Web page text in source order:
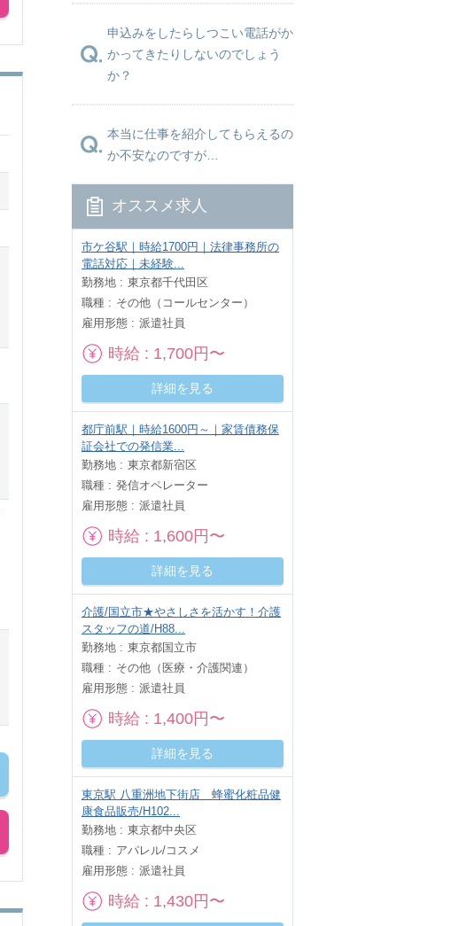
申込みをしたらしつこい電話がか
かってきたりしないのでしょう
か？
本当に仕事を紹介してもらえるの
か不安なのですが…
オススメ求人
市ケ谷駅｜時給1700円｜法律事務所の
電話対応｜未経験...
勤務地
東京都千代田区
職種
その他（コールセンター）
雇用形態
派遣社員
時給 1,700円〜
詳細を見る
都庁前駅｜時給1600円～｜家賃債務保
証会社での発信業...
勤務地
東京都新宿区
職種
発信オペレーター
雇用形態
派遣社員
時給 1,600円〜
詳細を見る
介護/国立市★やさしさを活かす！介護
スタッフの道/H88...
勤務地
東京都国立市
職種
その他（医療・介護関連）
雇用形態
派遣社員
時給 1,400円〜
詳細を見る
東京駅 八重洲地下街店 蜂蜜化粧品健
康食品販売/H102...
勤務地
東京都中央区
職種
アパレル/コスメ
雇用形態
派遣社員
時給 1,430円〜